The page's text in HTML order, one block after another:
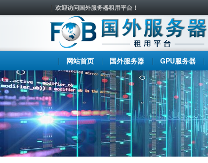
欢迎访问国外服务器租用平台！
网站首页 国外服务器 GPU服务器